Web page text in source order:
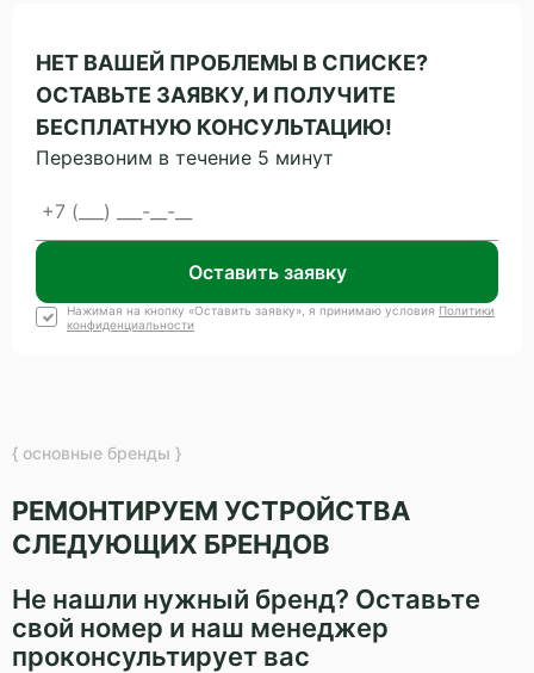
НЕТ ВАШЕЙ ПРОБЛЕМЫ В СПИСКЕ?
ОСТАВЬТЕ ЗАЯВКУ, И ПОЛУЧИТЕ
БЕСПЛАТНУЮ КОНСУЛЬТАЦИЮ!
Перезвоним в течение 5 минут
Оставить заявку
Нажимая на кнопку «Оставить заявку», я принимаю условия Политики
конфиденциальности
{ основные бренды }
РЕМОНТИРУЕМ УСТРОЙСТВА
СЛЕДУЮЩИХ БРЕНДОВ
Не нашли нужный бренд? Оставьте
свой номер и наш менеджер
проконсультирует вас